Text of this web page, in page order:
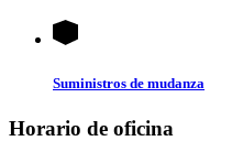
Suministros de mudanza
Horario de oficina